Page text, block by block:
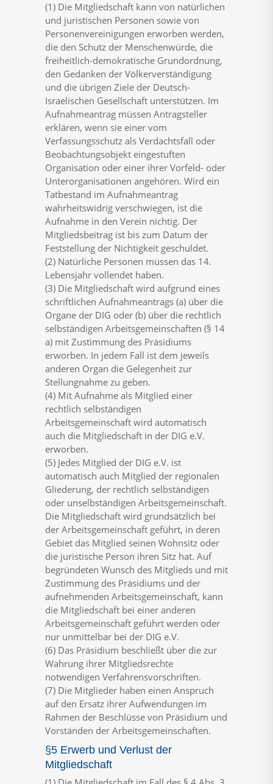
(1) Die Mitgliedschaft kann von natürlichen
und juristischen Personen sowie von
Personenvereinigungen erworben werden,
die den Schutz der Menschenwürde, die
freiheitlich-demokratische Grundordnung,
den Gedanken der Völkerverständigung
und die übrigen Ziele der Deutsch-
Israelischen Gesellschaft unterstützen. Im
Aufnahmeantrag müssen Antragsteller
erklären, wenn sie einer vom
Verfassungsschutz als Verdachtsfall oder
Beobachtungsobjekt eingestuften
Organisation oder einer ihrer Vorfeld- oder
Unterorganisationen angehören. Wird ein
Tatbestand im Aufnahmeantrag
wahrheitswidrig verschwiegen, ist die
Aufnahme in den Verein nichtig. Der
Mitgliedsbeitrag ist bis zum Datum der
Feststellung der Nichtigkeit geschuldet.
(2) Natürliche Personen müssen das 14.
Lebensjahr vollendet haben.
(3) Die Mitgliedschaft wird aufgrund eines
schriftlichen Aufnahmeantrags (a) über die
Organe der DIG oder (b) über die rechtlich
selbständigen Arbeitsgemeinschaften (§ 14
a) mit Zustimmung des Präsidiums
erworben. In jedem Fall ist dem jeweils
anderen Organ die Gelegenheit zur
Stellungnahme zu geben.
(4) Mit Aufnahme als Mitglied einer
rechtlich selbständigen
Arbeitsgemeinschaft wird automatisch
auch die Mitgliedschaft in der DIG e.V.
erworben.
(5) Jedes Mitglied der DIG e.V. ist
automatisch auch Mitglied der regionalen
Gliederung, der rechtlich selbständigen
oder unselbständigen Arbeitsgemeinschaft.
Die Mitgliedschaft wird grundsätzlich bei
der Arbeitsgemeinschaft geführt, in deren
Gebiet das Mitglied seinen Wohnsitz oder
die juristische Person ihren Sitz hat. Auf
begründeten Wunsch des Mitglieds und mit
Zustimmung des Präsidiums und der
aufnehmenden Arbeitsgemeinschaft, kann
die Mitgliedschaft bei einer anderen
Arbeitsgemeinschaft geführt werden oder
nur unmittelbar bei der DIG e.V.
(6) Das Präsidium beschließt über die zur
Wahrung ihrer Mitgliedsrechte
notwendigen Verfahrensvorschriften.
(7) Die Mitglieder haben einen Anspruch
auf den Ersatz ihrer Aufwendungen im
Rahmen der Beschlüsse von Präsidium und
Vorständen der Arbeitsgemeinschaften.
§5 Erwerb und Verlust der
Mitgliedschaft